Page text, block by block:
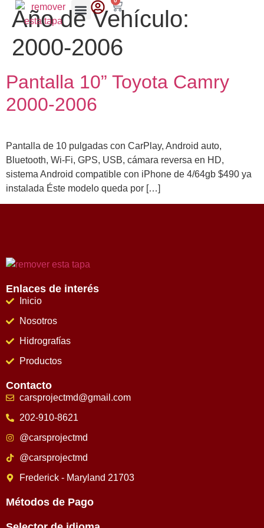
Año de Vehículo:
2000-2006
Pantalla 10” Toyota Camry
2000-2006
Pantalla de 10 pulgadas con CarPlay, Android auto,
Bluetooth, Wi-Fi, GPS, USB, cámara reversa en HD,
sistema Android compatible con iPhone de 4/64gb $490 ya
instalada Éste modelo queda por […]
Enlaces de interés
Inicio
Nosotros
Hidrografías
Productos
Contacto
carsprojectmd@gmail.com
202-910-8621
@carsprojectmd
@carsprojectmd
Frederick - Maryland 21703
Métodos de Pago